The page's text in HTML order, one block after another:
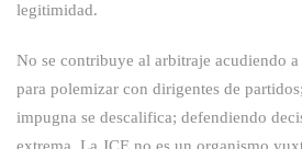
legitimidad.
No se contribuye al arbitraje acudiendo
para polemizar con dirigentes de
impugna se descalifica; defendiendo